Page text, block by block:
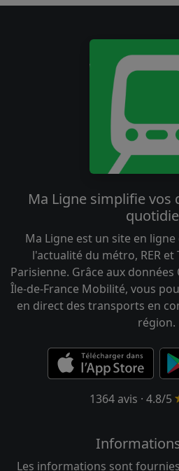
Ma Ligne simplifie vos
Ma Ligne est un site en
l'actualité du métro, RER
Parisienne. Grâce aux
Île-de-France Mobilité, vous
en direct des transports en
région.
1364 avis · 4.8/5
Les informations sont